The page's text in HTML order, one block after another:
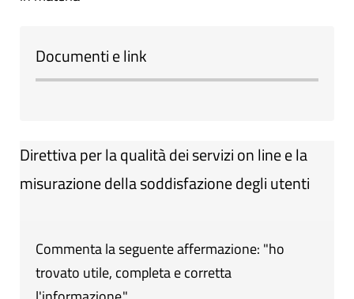
Documenti e link
Direttiva per la qualità dei servizi on line e la
misurazione della soddisfazione degli utenti
Commenta la seguente affermazione: "ho
trovato utile, completa e corretta